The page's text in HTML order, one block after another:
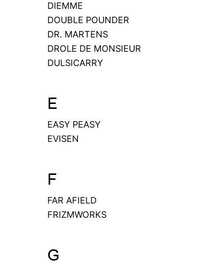
DIEMME
DOUBLE POUNDER
DR. MARTENS
DROLE DE MONSIEUR
DULSICARRY
E
EASY PEASY
EVISEN
F
FAR AFIELD
FRIZMWORKS
G